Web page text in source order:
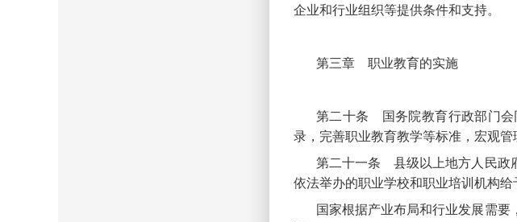
企业和行业组织等提供条件和支持。
第三章 职业教育的实施
第二十条 国务院教育行政部门会
录，完善职业教育教学等标准，宏观管
第二十一条 县级以上地方人民政
依法举办的职业学校和职业培训机构给
国家根据产业布局和行业发展需